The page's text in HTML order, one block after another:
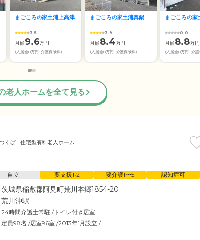
まごころの家土浦上高津
3.5
月額9.6万円
(入居金0万円+介護保険料)
まごころの家土浦真鍋
3.9
月額8.4万円
(入居金0万円+介護保険料)
まごころの家
0.0
月額8.8万円
(入居金0万円+介護
老人ホームを全て見る
くば 住宅型有料老人ホーム
自立 要支援1•2 要介護1〜5 認知症可
茨城県稲敷郡阿見町荒川本郷1854-20
荒川沖駅
24時間介護士常駐 /トイレ付き居室
定員98名 /居室96室 /2013年1月設立 /